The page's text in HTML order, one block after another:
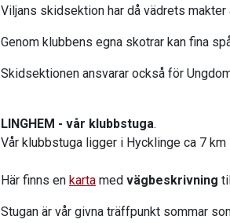
Viljans skidsektion har då vädrets
Genom klubbens egna skotrar kan fina
Skidsektionen ansvarar också för
LINGHEM - vår klubbstuga.
Vår klubbstuga ligger i Hycklinge ca 7 km
Här finns en karta med vägbeskrivning
Stugan är vår givna träffpunkt sommar